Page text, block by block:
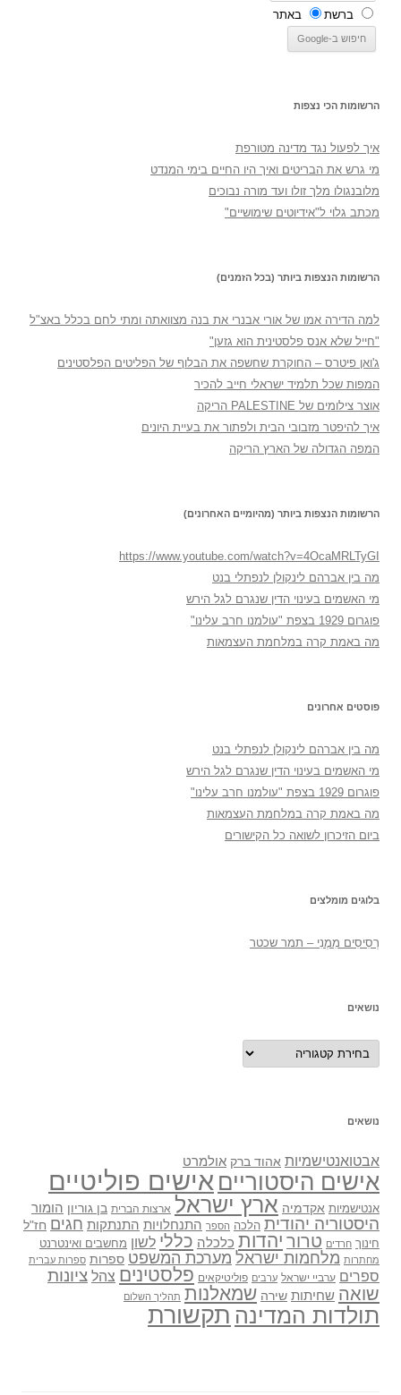
ברשת באתר
הרשומות הכי נצפות
איך לפעול נגד מדינה מטורפת
מי גרש את הבריטים ואיך היו החיים בימי המנדט
מלובנגולו מלך זולו ועד מורה נבוכים
מכתב גלוי ל"אידיוטים שימושיים"
הרשומות הנצפות ביותר (בכל הזמנים)
למה הדירה אמו של אורי אבנרי את בנה מצוואתה ומתי לחם בכלל באצ"ל
"חייל שלא אנס פלסטינית הוא גזען"
ג'ואן פיטרס – החוקרת שחשפה את הבלוף של הפליטים הפלסטינים
המפות שכל תלמיד ישראלי חייב להכיר
אוצר צילומים של PALESTINE הריקה
איך להיפטר מזבובי הבית ולפתור את בעיית היונים
המפה הגדולה של הארץ הריקה
הרשומות הנצפות ביותר (מהיומיים האחרונים)
https://www.youtube.com/watch?v=4OcaMRLTyGI
מה בין אברהם לינקולן לנפתלי בנט
מי האשמים בעינוי הדין שנגרם לגל הירש
פוגרום 1929 בצפת "עולמנו חרב עלינו"
מה באמת קרה במלחמת העצמאות
פוסטים אחרונים
מה בין אברהם לינקולן לנפתלי בנט
מי האשמים בעינוי הדין שנגרם לגל הירש
פוגרום 1929 בצפת "עולמנו חרב עלינו"
מה באמת קרה במלחמת העצמאות
ביום הזיכרון לשואה כל הקישורים
בלוגים מומלצים
רְסִיסִים מִמֶנִי – תמר שכטר
נושאים
נושאים
נושאים
אבטואנטישמיות אהוד ברק אולמרט
אישים היסטוריים אישים פוליטיים
אנטישמיות אקדמיה ארץ ישראל ארצות הברית בן גוריון הומור
היסטוריה יהודית הלכה הספר התנחלויות התנתקות חגים חז"ל
חינוך חרדים טרור יהדות כלכלה כללי לשון מחשבים ואינטרנט
מחתרות מלחמות ישראל מערכת המשפט ספרות ספרות עברית
ספרים ערביי ישראל ערבים פוליטיקאים פלסטינים צהל ציונות
שואה שחיתות שירה שמאלנות תהליך השלום
תולדות המדינה תקשורת